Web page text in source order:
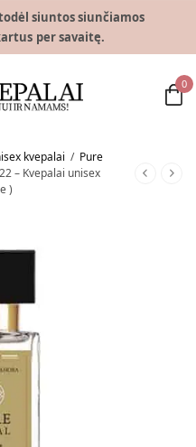
siuntos siunčiamos
per savaitę.
0
kvepalai / Pure
– Kvepalai unisex
)